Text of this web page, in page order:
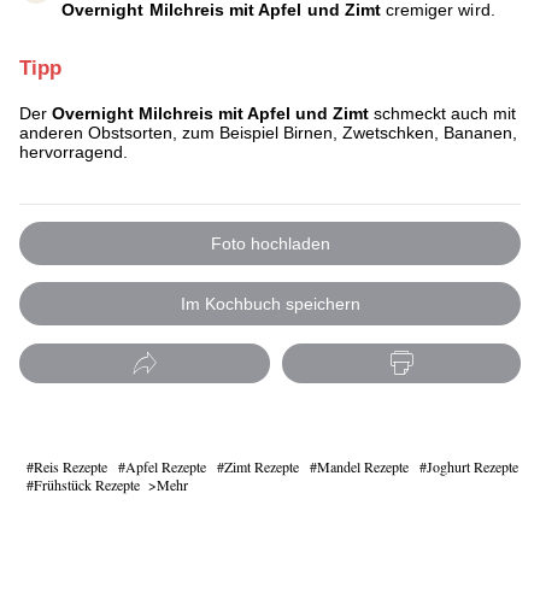
Overnight Milchreis mit Apfel und Zimtcremiger wird.
Tipp
Der Overnight Milchreis mit Apfel und Zimt schmeckt auch mit
anderen Obstsorten, zum Beispiel Birnen, Zwetschken, Bananen,
hervorragend.
Foto hochladen
Im Kochbuch speichern
Reis Rezepte Apfel Rezepte Zimt Rezepte Mandel Rezepte
Joghurt Rezepte
Frühstück Rezepte
Mehr